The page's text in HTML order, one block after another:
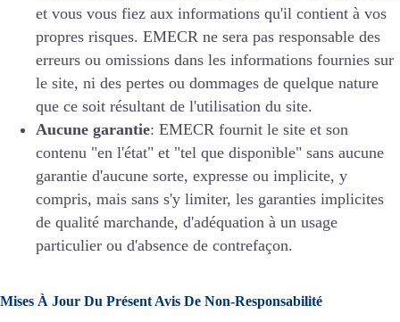
et vous vous fiez aux informations qu'il contient à vos
propres risques. EMECR ne sera pas responsable des
erreurs ou omissions dans les informations fournies sur
le site, ni des pertes ou dommages de quelque nature
que ce soit résultant de l'utilisation du site.
Aucune garantie: EMECR fournit le site et son
contenu "en l'état" et "tel que disponible" sans aucune
garantie d'aucune sorte, expresse ou implicite, y
compris, mais sans s'y limiter, les garanties implicites
de qualité marchande, d'adéquation à un usage
particulier ou d'absence de contrefaçon.
Mises À Jour Du Présent Avis De Non-Responsabilité